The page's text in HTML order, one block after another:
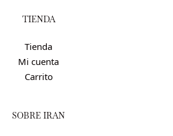
TIENDA
Tienda
Mi cuenta
Carrito
SOBRE IRÁN